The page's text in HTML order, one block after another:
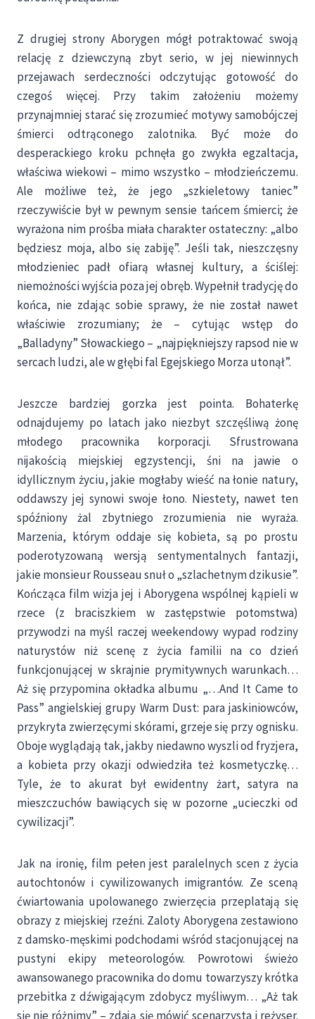
Z drugiej strony Aborygen mógł potraktować swoją
relację z dziewczyną zbyt serio, w jej niewinnych
przejawach serdeczności odczytując gotowość do
czegoś więcej. Przy takim założeniu możemy
przynajmniej starać się zrozumieć motywy samobójczej
śmierci odtrąconego zalotnika. Być może do
desperackiego kroku pchnęła go zwykła egzaltacja,
właściwa wiekowi – mimo wszystko – młodzieńczemu.
Ale możliwe też, że jego „szkieletowy taniec”
rzeczywiście był w pewnym sensie tańcem śmierci; że
wyrażona nim prośba miała charakter ostateczny: „albo
będziesz moja, albo się zabiję”. Jeśli tak, nieszczęsny
młodzieniec padł ofiarą własnej kultury, a ściślej:
niemożności wyjścia poza jej obręb. Wypełnił tradycję do
końca, nie zdając sobie sprawy, że nie został nawet
właściwie zrozumiany; że – cytując wstęp do
„Balladyny” Słowackiego – „najpiękniejszy rapsod nie w
sercach ludzi, ale w głębi fal Egejskiego Morza utonął”.
Jeszcze bardziej gorzka jest pointa. Bohaterkę
odnajdujemy po latach jako niezbyt szczęśliwą żonę
młodego pracownika korporacji. Sfrustrowana
nijakością miejskiej egzystencji, śni na jawie o
idyllicznym życiu, jakie mogłaby wieść na łonie natury,
oddawszy jej synowi swoje łono. Niestety, nawet ten
spóźniony żal zbytniego zrozumienia nie wyraża.
Marzenia, którym oddaje się kobieta, są po prostu
poderotyzowaną wersją sentymentalnych fantazji,
jakie monsieur Rousseau snuł o „szlachetnym dzikusie”.
Kończąca film wizja jej i Aborygena wspólnej kąpieli w
rzece (z braciszkiem w zastępstwie potomstwa)
przywodzi na myśl raczej weekendowy wypad rodziny
naturystów niż scenę z życia familii na co dzień
funkcjonującej w skrajnie prymitywnych warunkach…
Aż się przypomina okładka albumu „…And It Came to
Pass” angielskiej grupy Warm Dust: para jaskiniowców,
przykryta zwierzęcymi skórami, grzeje się przy ognisku.
Oboje wyglądają tak, jakby niedawno wyszli od fryzjera,
a kobieta przy okazji odwiedziła też kosmetyczkę…
Tyle, że to akurat był ewidentny żart, satyra na
mieszczuchów bawiących się w pozorne „ucieczki od
cywilizacji”.
Jak na ironię, film pełen jest paralelnych scen z życia
autochtonów i cywilizowanych imigrantów. Ze sceną
ćwiartowania upolowanego zwierzęcia przeplatają się
obrazy z miejskiej rzeźni. Zaloty Aborygena zestawiono
z damsko-męskimi podchodami wśród stacjonującej na
pustyni ekipy meteorologów. Powrotowi świeżo
awansowanego pracownika do domu towarzyszy krótka
przebitka z dźwigającym zdobycz myśliwym… „Aż tak
się nie różnimy” – zdają się mówić scenarzysta i reżyser.